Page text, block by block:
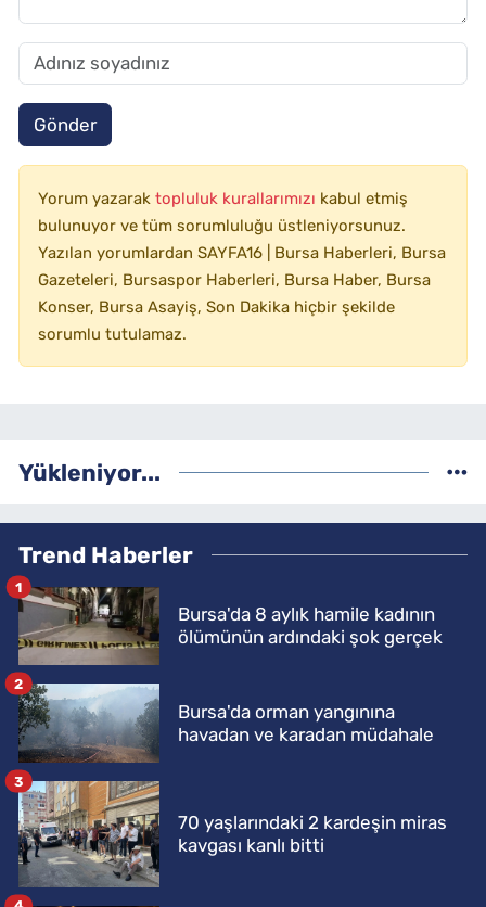
Gönder
Yorum yazarak topluluk kurallarımızı kabul etmiş
bulunuyor ve tüm sorumluluğu üstleniyorsunuz.
Yazılan yorumlardan SAYFA16 | Bursa Haberleri, Bursa
Gazeteleri, Bursaspor Haberleri, Bursa Haber, Bursa
Konser, Bursa Asayiş, Son Dakika hiçbir şekilde
sorumlu tutulamaz.
Yükleniyor...
Trend Haberler
Bursa'da 8 aylık hamile kadının
ölümünün ardındaki şok gerçek
1
Bursa'da orman yangınına
havadan ve karadan müdahale
2
70 yaşlarındaki 2 kardeşin miras
kavgası kanlı bitti
3